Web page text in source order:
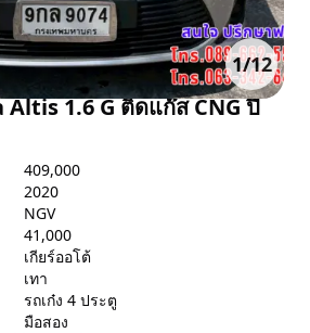
1/12
1.6 G ติดแก๊ส CNG ปี
409,000
2020
NGV
41,000
เกียร์ออโต้
เทา
รถเก๋ง 4 ประตู
มือสอง